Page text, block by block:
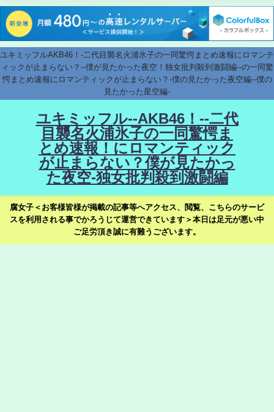
ユキミッフルAKB46！-二代目襲名火浦氷子の一同驚愕まとめ速報にロマンテ
ィックが止まらない？--僕が見たかった夜空！独女批判殺到激闘編--の一同驚
愕まとめ速報にロマンティックが止まらない？-僕の見たかった夜空編--僕の
見たかった星空編-
ユキミッフル--AKB46！--二代
目襲名火浦氷子の一同驚愕ま
とめ速報！にロマンティック
が止まらない？僕が見たかっ
た夜空-独女批判殺到激闘編
腐女子＜お客様皆様が掲載の記事等へアクセス、閲覧、こちらのサービ
スを利用される事でかろうじて運営できています＞本日は足元が悪い中
ご足労頂き誠に有難うございます。